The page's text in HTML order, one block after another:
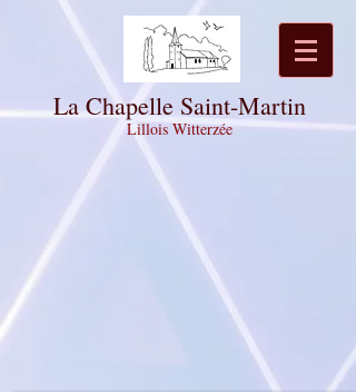
La Chapelle Saint-Martin
Lillois Witterzée